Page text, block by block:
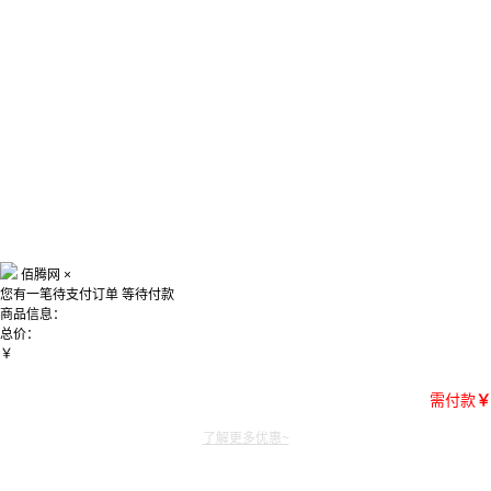
佰腾网 ×
您有一笔待支付订单 等待付款
商品信息：
总价：
￥
需付款￥
了解更多优惠~